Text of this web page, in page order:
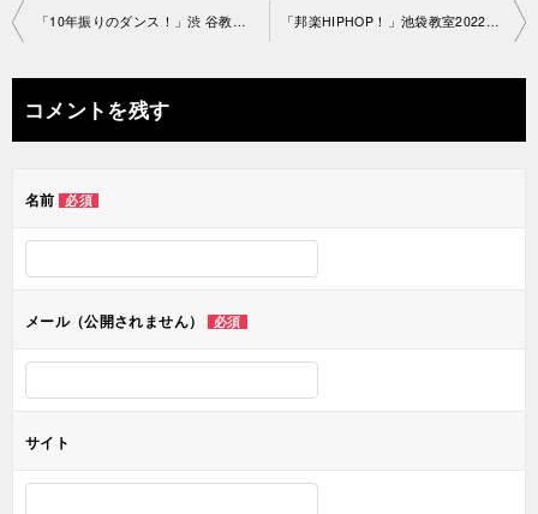
投
ナ
ビ
ー
ン
コメントを残す
名前 必須
メール（公開されません） 必須
サイト